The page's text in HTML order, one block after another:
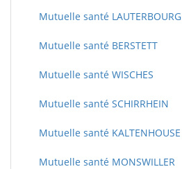
Mutuelle santé LAUTERBOURG
Mutuelle santé BERSTETT
Mutuelle santé WISCHES
Mutuelle santé SCHIRRHEIN
Mutuelle santé KALTENHOUSE
Mutuelle santé MONSWILLER